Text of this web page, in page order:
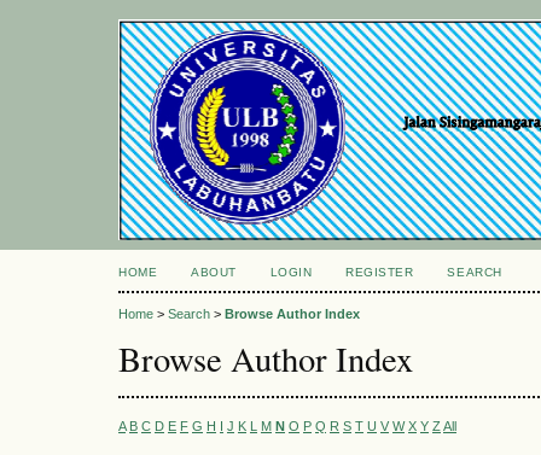
HOME ABOUT LOGIN REGISTER SEARCH
Home > Search > Browse Author Index
Browse Author Index
A B C D E F G H I J K L M N O P Q R S T U V W X Y Z All